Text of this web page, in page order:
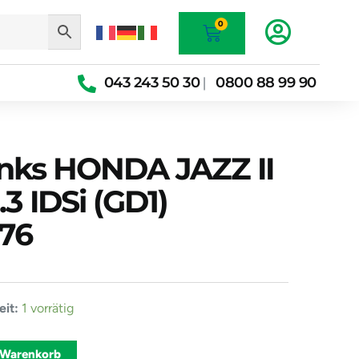
0
Warenkorb
043 243 50 30| 0800 88 99 90
HONDA JAZZ II
IDSi (GD1)
1 vorrätig